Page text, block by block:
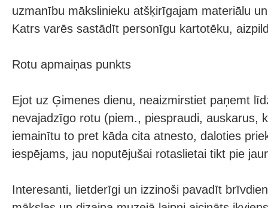
uzmanību mākslinieku atšķirīgajam materiālu
Katrs varēs sastādīt personīgu kartotēku,
Rotu apmaiņas punkts
Ejot uz Ģimenes dienu, neaizmirstiet paņemt
nevajadzīgo rotu (piem., piespraudi, auskarus,
iemainītu to pret kāda cita atnesto, daloties
iespējams, jau noputējušai rotaslietai tikt pie
Interesanti, lietderīgi un izzinoši pavadīt